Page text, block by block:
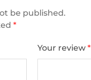
be published.
*
Your review*